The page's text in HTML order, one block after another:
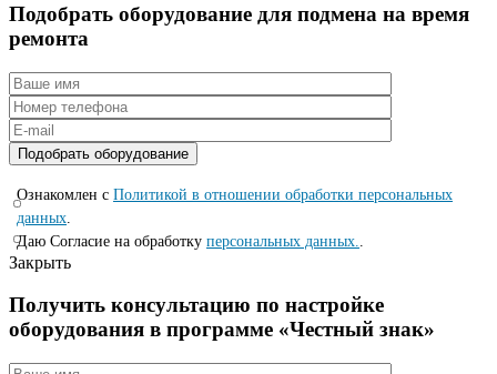
Подобрать оборудование для подмена на время
ремонта
Ознакомлен с Политикой в отношении обработки персональных
данных
Даю Согласие на обработку персональных данных.
Закрыть
Получить консультацию по настройке
оборудования в программе «Честный знак»